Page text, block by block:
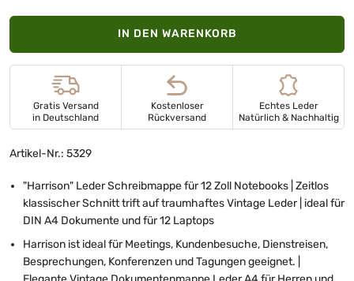
IN DEN WARENKORB
Gratis Versand
in Deutschland
Kostenloser
Rückversand
Echtes Leder
Natürlich & Nachhaltig
Artikel-Nr.: 5329
"Harrison" Leder Schreibmappe für 12 Zoll Notebooks | Zeitlos
klassischer Schnitt trift auf traumhaftes Vintage Leder | ideal für
DIN A4 Dokumente und für 12 Laptops
Harrison ist ideal für Meetings, Kundenbesuche, Dienstreisen,
Besprechungen, Konferenzen und Tagungen geeignet. |